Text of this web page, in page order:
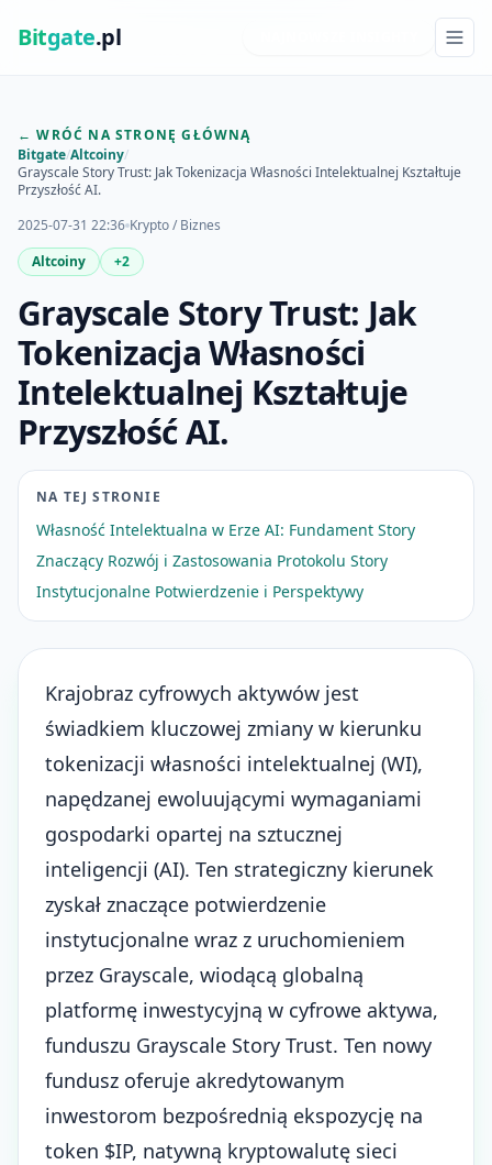
Bitgate.pl
← WRÓĆ NA STRONĘ GŁÓWNĄ
Bitgate/Altcoiny/
Grayscale Story Trust: Jak Tokenizacja Własności Intelektualnej Kształtuje
Przyszłość AI.
2025-07-31 22:36 Krypto / Biznes
Altcoiny
+2
Grayscale Story Trust: Jak
Tokenizacja Własności
Intelektualnej Kształtuje
Przyszłość AI.
NA TEJ STRONIE
Własność Intelektualna w Erze AI: Fundament Story
Znaczący Rozwój i Zastosowania Protokolu Story
Instytucjonalne Potwierdzenie i Perspektywy
Krajobraz cyfrowych aktywów jest
świadkiem kluczowej zmiany w kierunku
tokenizacji własności intelektualnej (WI),
napędzanej ewoluującymi wymaganiami
gospodarki opartej na sztucznej
inteligencji (AI). Ten strategiczny kierunek
zyskał znaczące potwierdzenie
instytucjonalne wraz z uruchomieniem
przez Grayscale, wiodącą globalną
platformę inwestycyjną w cyfrowe aktywa,
funduszu Grayscale Story Trust. Ten nowy
fundusz oferuje akredytowanym
inwestorom bezpośrednią ekspozycję na
token $IP, natywną kryptowalutę sieci